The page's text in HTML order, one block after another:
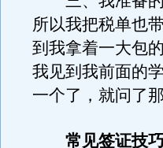
所以我把税单也
到我拿着一大包
我见到我前面的
一个了，就问了
常见签证技巧